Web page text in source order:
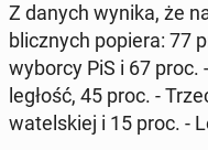
Z danych wynika, że
blicz­nych popiera: 77
wyborcy PiS i 67
le­głość, 45 proc. -
wa­tel­skiej i 15 proc. -